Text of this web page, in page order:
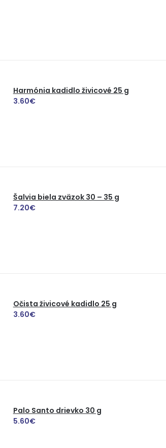
Harmónia kadidlo živicové 25 g
3.60€
Šalvia biela zväzok 30 – 35 g
7.20€
Očista živicové kadidlo 25 g
3.60€
Palo Santo drievko 30 g
5.60€